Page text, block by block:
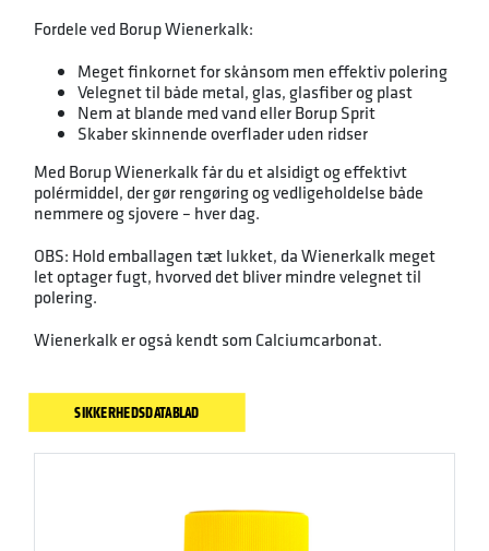
Fordele ved Borup Wienerkalk:
Meget finkornet for skånsom men effektiv polering
Velegnet til både metal, glas, glasfiber og plast
Nem at blande med vand eller Borup Sprit
Skaber skinnende overflader uden ridser
Med Borup Wienerkalk får du et alsidigt og effektivt
polérmiddel, der gør rengøring og vedligeholdelse både
nemmere og sjovere – hver dag.
OBS: Hold emballagen tæt lukket, da Wienerkalk meget
let optager fugt, hvorved det bliver mindre velegnet til
polering.
Wienerkalk er også kendt som Calciumcarbonat.
SIKKERHEDSDATABLAD